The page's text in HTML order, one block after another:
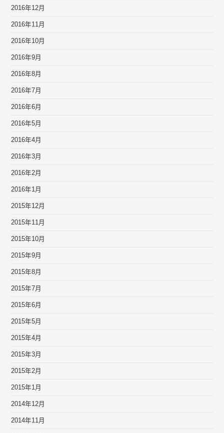
2016年12月
2016年11月
2016年10月
2016年9月
2016年8月
2016年7月
2016年6月
2016年5月
2016年4月
2016年3月
2016年2月
2016年1月
2015年12月
2015年11月
2015年10月
2015年9月
2015年8月
2015年7月
2015年6月
2015年5月
2015年4月
2015年3月
2015年2月
2015年1月
2014年12月
2014年11月